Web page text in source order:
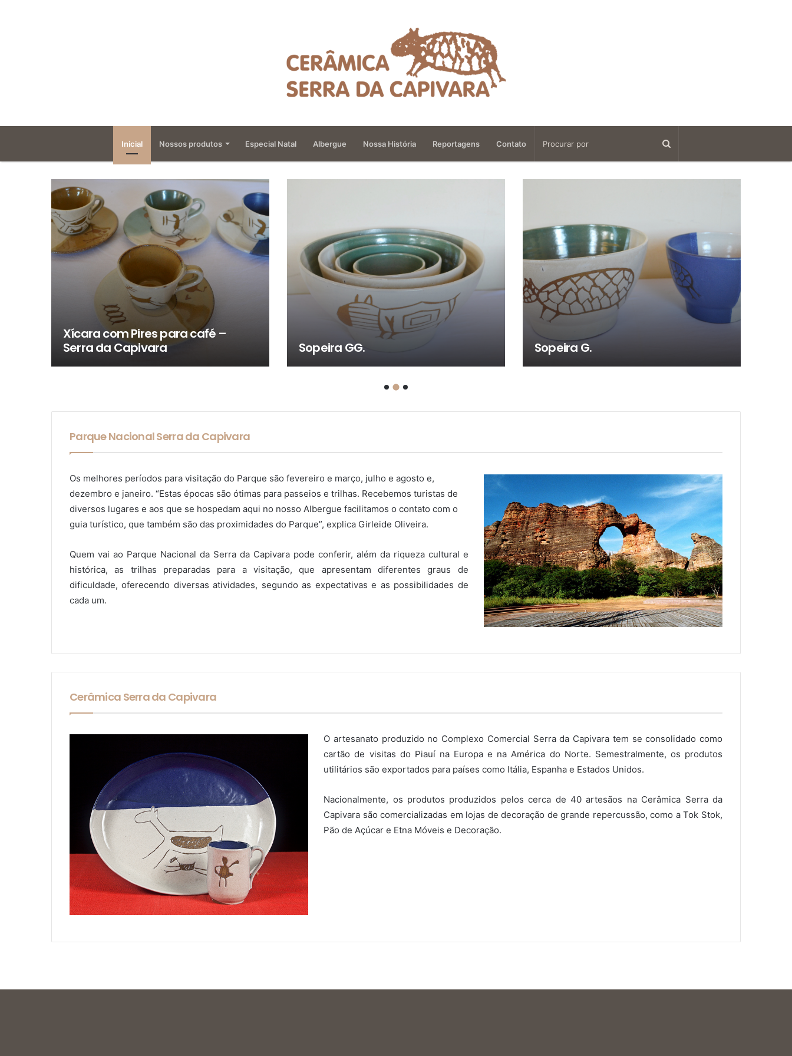
Inicial Nossos produtos Especial Natal Albergue Nossa História Reportagens Contato
Sopeira P. Sopeira M. Tigelão G.
Parque Nacional Serra da Capivara
Os melhores períodos para visitação do Parque são fevereiro e março, julho e agosto e,
dezembro e janeiro. “Estas épocas são ótimas para passeios e trilhas. Recebemos turistas de
diversos lugares e aos que se hospedam aqui no nosso Albergue facilitamos o contato com o
guia turístico, que também são das proximidades do Parque”, explica Girleide Oliveira.
Quem vai ao Parque Nacional da Serra da Capivara pode conferir, além da riqueza cultural e
histórica, as trilhas preparadas para a visitação, que apresentam diferentes graus de
dificuldade, oferecendo diversas atividades, segundo as expectativas e as possibilidades de
cada um.
Cerâmica Serra da Capivara
O artesanato produzido no Complexo Comercial Serra da Capivara tem se consolidado como
cartão de visitas do Piauí na Europa e na América do Norte. Semestralmente, os produtos
utilitários são exportados para países como Itália, Espanha e Estados Unidos.
Nacionalmente, os produtos produzidos pelos cerca de 40 artesãos na Cerâmica Serra da
Capivara são comercializadas em lojas de decoração de grande repercussão, como a Tok Stok,
Pão de Açúcar e Etna Móveis e Decoração.